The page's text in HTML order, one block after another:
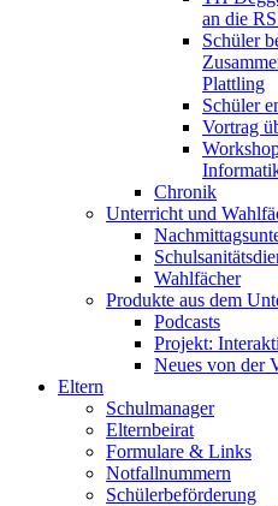
an die
Schüler
Plattling
Schüler
Vortrag
Chronik
Unterricht und
Wahlfächer
Produkte aus dem
Podcasts
Projekt:
Neues von der
Eltern
Schulmanager
Elternbeirat
Formulare & Links
Notfallnummern
Schülerbeförderung